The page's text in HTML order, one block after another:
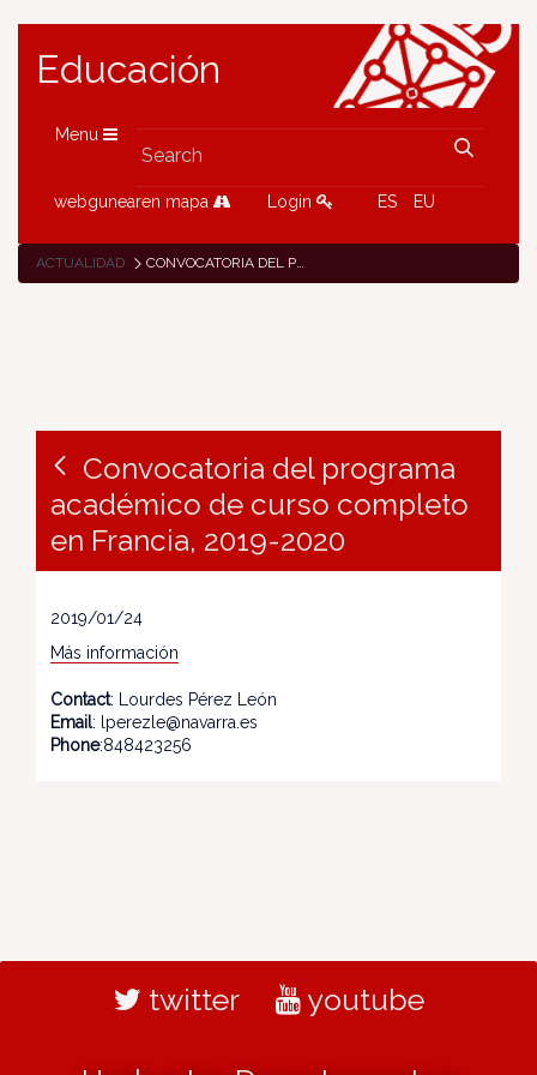
Educación
Menu
webgunearen mapa Login ES EU
ACTUALIDAD CONVOCATORIA DEL PROGRAMA ACADÉMICO DE CURSO COMPLETO EN FRANCIA, 2019-2020
Convocatoria del programa
académico de curso completo
en Francia, 2019-2020
2019/01/24
Más información
Contact: Lourdes Pérez León
Email: lperezle@navarra.es
Phone:848423256
twitter youtube